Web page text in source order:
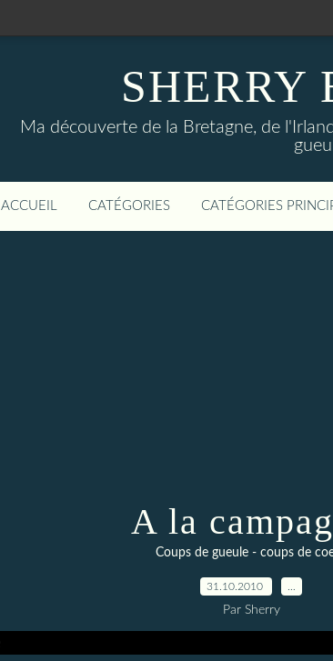
SHERRY
Ma découverte de la Bretagne, de
ACCUEIL CATÉGORIES CATÉGORIES
A la
Coups de gueule - coups de
31.10.2010
Par Sherry